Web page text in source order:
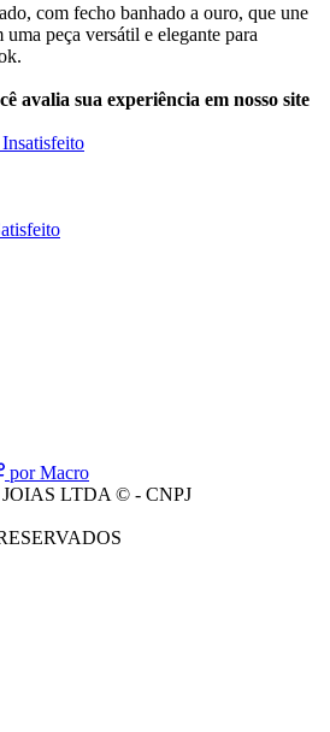
com fecho banhado a ouro, que une
uma peça versátil e elegante para
avalia sua experiência em nosso site
por Macro
LTDA © - CNPJ